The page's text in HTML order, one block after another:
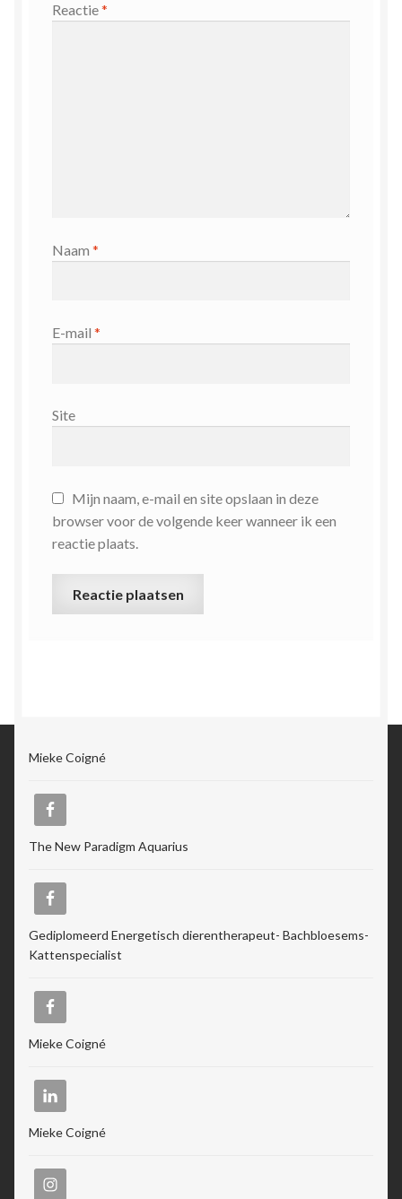
Reactie*
Naam *
E-mail *
Site
Mijn naam, e-mail en site opslaan in deze
browser voor de volgende keer wanneer ik een
reactie plaats.
Mieke Coigné
The New Paradigm Aquarius
Gediplomeerd Energetisch dierentherapeut- Bachbloesems-
Kattenspecialist
Mieke Coigné
Mieke Coigné